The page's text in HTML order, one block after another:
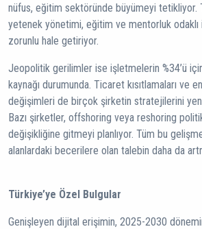
nüfus, eğitim sektöründe büyümeyi tetikliyor.
yetenek yönetimi, eğitim ve mentorluk
zorunlu hale getiriyor.
Jeopolitik gerilimler ise işletmelerin %34’ü
kaynağı durumunda. Ticaret kısıtlamaları ve
değişimleri de birçok şirketin stratejilerini
Bazı şirketler, offshoring veya reshoring
değişikliğine gitmeyi planlıyor. Tüm bu
alanlardaki becerilere olan talebin daha da
Türkiye’ye Özel Bulgular
Genişleyen dijital erişimin, 2025-2030